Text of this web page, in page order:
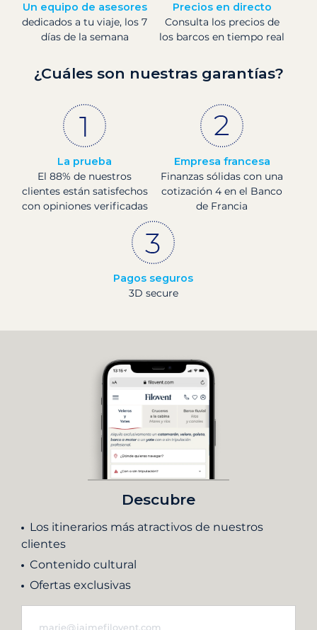
Un equipo de asesores
dedicados a tu viaje, los 7
días de la semana
Precios en directo
Consulta los precios de
los barcos en tiempo real
¿Cuáles son nuestras garantías?
La prueba
El 88% de nuestros
clientes están satisfechos
con opiniones verificadas
Empresa francesa
Finanzas sólidas con una
cotización 4 en el Banco
de Francia
Pagos seguros
3D secure
Descubre
Los itinerarios más atractivos de nuestros
clientes
Contenido cultural
Ofertas exclusivas